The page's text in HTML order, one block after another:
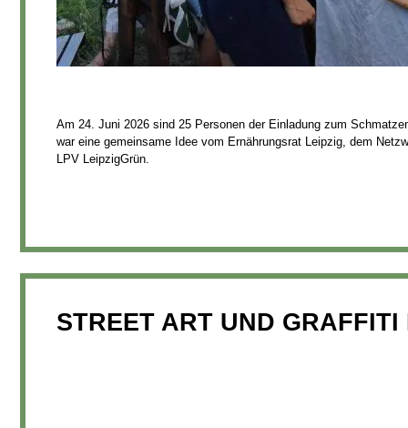
Am 24. Juni 2026 sind 25 Personen der Einladung zum
war eine gemeinsame Idee vom Ernährungsrat Leipzig, dem
LPV LeipzigGrün.
STREET ART UND